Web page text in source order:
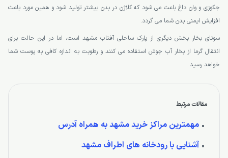
جکوزی و وان داغ باعث می شود که کلاژن در بدن بیشتر تولید شود و همین مورد باعث
افزایش ایمنی بدن شما می گردد.
سونای بخار بخش دیگری از پارک ساحلی آفتاب مشهد است، اما در این حالت برای
انتقال گرما از بخار آب جوش استفاده می کنند و رطوبت به اندازه کافی به پوست شما
خواهد رسید.
مقالات مرتبط
مهمترین مراکز خرید مشهد به همراه آدرس
آشنایی با رودخانه های اطراف مشهد